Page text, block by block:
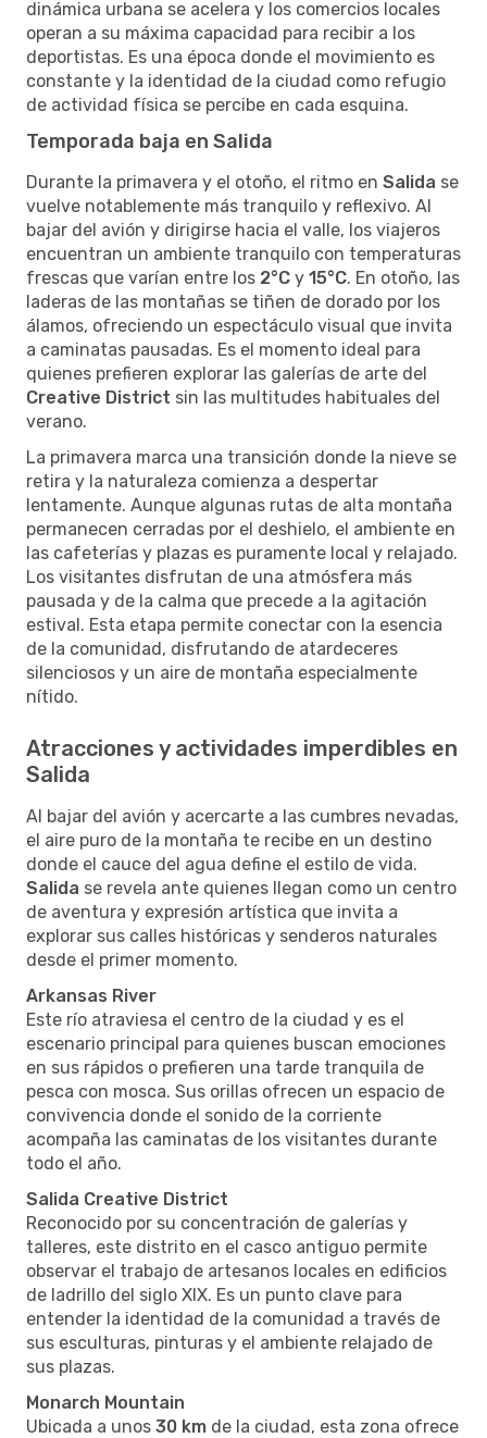
dinámica urbana se acelera y los comercios locales
operan a su máxima capacidad para recibir a los
deportistas. Es una época donde el movimiento es
constante y la identidad de la ciudad como refugio
de actividad física se percibe en cada esquina.
Temporada baja en Salida
Durante la primavera y el otoño, el ritmo en Salida se
vuelve notablemente más tranquilo y reflexivo. Al
bajar del avión y dirigirse hacia el valle, los viajeros
encuentran un ambiente tranquilo con temperaturas
frescas que varían entre los 2°C y 15°C. En otoño, las
laderas de las montañas se tiñen de dorado por los
álamos, ofreciendo un espectáculo visual que invita
a caminatas pausadas. Es el momento ideal para
quienes prefieren explorar las galerías de arte del
Creative District sin las multitudes habituales del
verano.
La primavera marca una transición donde la nieve se
retira y la naturaleza comienza a despertar
lentamente. Aunque algunas rutas de alta montaña
permanecen cerradas por el deshielo, el ambiente en
las cafeterías y plazas es puramente local y relajado.
Los visitantes disfrutan de una atmósfera más
pausada y de la calma que precede a la agitación
estival. Esta etapa permite conectar con la esencia
de la comunidad, disfrutando de atardeceres
silenciosos y un aire de montaña especialmente
nítido.
Atracciones y actividades imperdibles en
Salida
Al bajar del avión y acercarte a las cumbres nevadas,
el aire puro de la montaña te recibe en un destino
donde el cauce del agua define el estilo de vida.
Salida se revela ante quienes llegan como un centro
de aventura y expresión artística que invita a
explorar sus calles históricas y senderos naturales
desde el primer momento.
Arkansas River
Este río atraviesa el centro de la ciudad y es el
escenario principal para quienes buscan emociones
en sus rápidos o prefieren una tarde tranquila de
pesca con mosca. Sus orillas ofrecen un espacio de
convivencia donde el sonido de la corriente
acompaña las caminatas de los visitantes durante
todo el año.
Salida Creative District
Reconocido por su concentración de galerías y
talleres, este distrito en el casco antiguo permite
observar el trabajo de artesanos locales en edificios
de ladrillo del siglo XIX. Es un punto clave para
entender la identidad de la comunidad a través de
sus esculturas, pinturas y el ambiente relajado de
sus plazas.
Monarch Mountain
Ubicada a unos 30 km de la ciudad, esta zona ofrece